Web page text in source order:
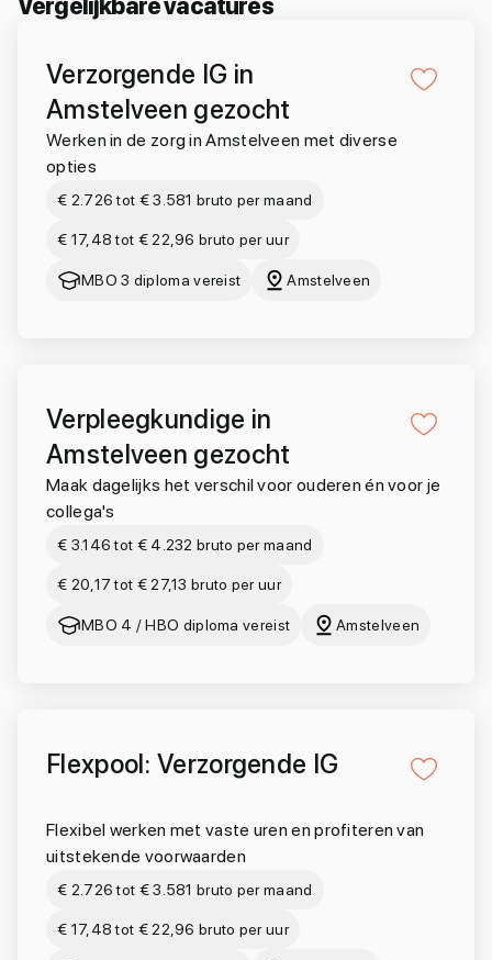
Vergelijkbare vacatures
Verzorgende IG in
Amstelveen gezocht
Werken in de zorg in Amstelveen met diverse
opties
€ 2.726 tot € 3.581 bruto per maand
€ 17,48 tot € 22,96 bruto per uur
MBO 3 diploma vereist Amstelveen
Verpleegkundige in
Amstelveen gezocht
Maak dagelijks het verschil voor ouderen én voor je
collega's
€ 3.146 tot € 4.232 bruto per maand
€ 20,17 tot € 27,13 bruto per uur
MBO 4 / HBO diploma vereist Amstelveen
Flexpool: Verzorgende IG
Flexibel werken met vaste uren en profiteren van
uitstekende voorwaarden
€ 2.726 tot € 3.581 bruto per maand
€ 17,48 tot € 22,96 bruto per uur